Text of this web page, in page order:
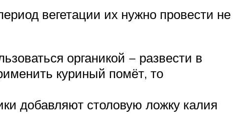
вегетации их нужно провести не
органикой − развести в
куриный помёт, то
добавляют столовую ложку калия